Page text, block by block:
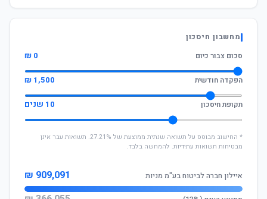
מחשבון חיסכון
סכום צבור כיום
0 ₪
הפקדה חודשית 1,500 ₪
תקופת חיסכון 10 שנים
* החישוב מבוסס על תשואה שנתית ממוצעת של 27.21%. תשואות עבר אינן
מבטיחות תשואות עתידיות. להמחשה בלבד.
איילון חברה לביטוח בע"מ מניות 909,091 ₪